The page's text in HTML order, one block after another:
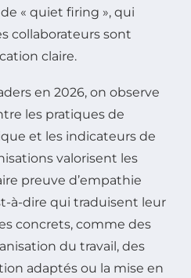
« quiet firing », qui
collaborateurs sont
claire.
en 2026, on observe
les pratiques de
et les indicateurs de
valorisent les
preuve d’empathie
à-dire qui traduisent leur
concrets, comme des
du travail, des
adaptés ou la mise en